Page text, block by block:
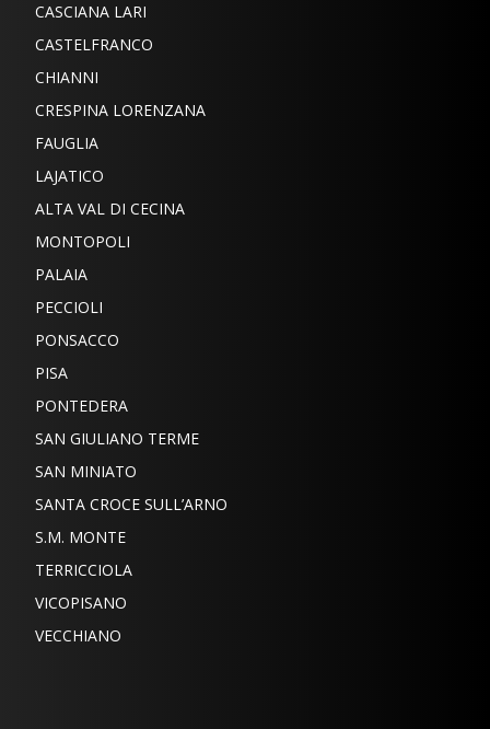
CASCIANA LARI
CASTELFRANCO
CHIANNI
CRESPINA LORENZANA
FAUGLIA
LAJATICO
ALTA VAL DI CECINA
MONTOPOLI
PALAIA
PECCIOLI
PONSACCO
PISA
PONTEDERA
SAN GIULIANO TERME
SAN MINIATO
SANTA CROCE SULL’ARNO
S.M. MONTE
TERRICCIOLA
VICOPISANO
VECCHIANO